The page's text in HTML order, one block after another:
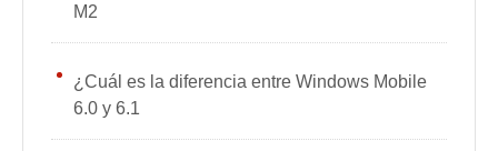
M2
¿Cuál es la diferencia entre Windows Mobile
6.0 y 6.1